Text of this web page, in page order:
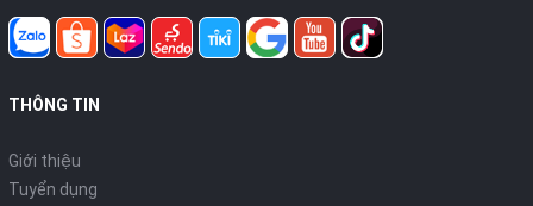
THÔNG TIN
Giới thiệu
Tuyển dụng